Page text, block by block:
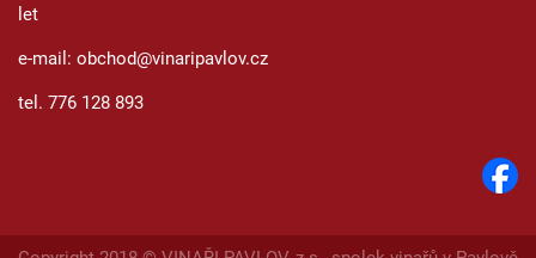
let
e-mail: obchod@vinaripavlov.cz
tel. 776 128 893